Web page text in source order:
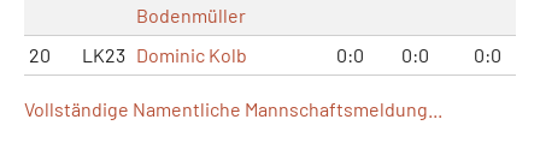
Bodenmüller
20 LK23 Dominic Kolb 0:0 0:0 0:0
Vollständige Namentliche Mannschaftsmeldung...